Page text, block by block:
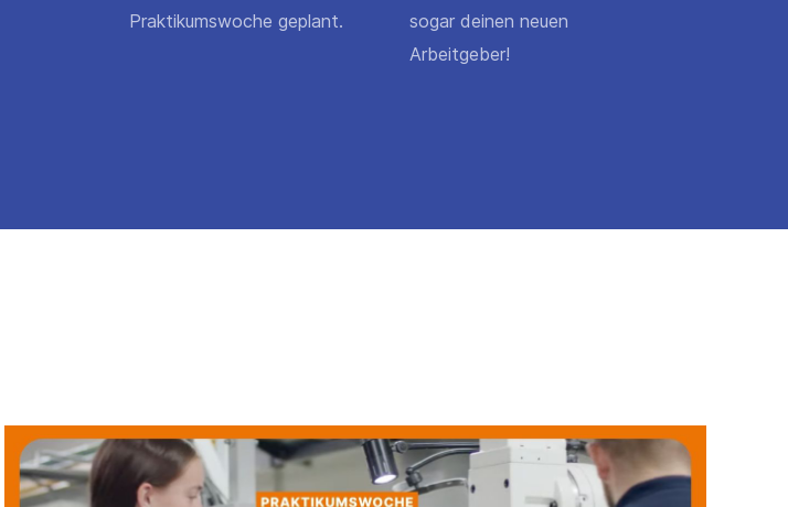
Praktikumswoche geplant.
sogar deinen neuen
Arbeitgeber!